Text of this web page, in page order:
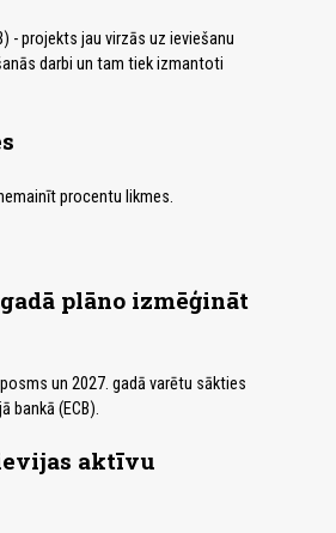
- projekts jau virzās uz ieviešanu
darbi un tam tiek izmantoti
procentu likmes.
plāno izmēģināt
un 2027. gadā varētu sākties
bankā (ECB).
aktīvu